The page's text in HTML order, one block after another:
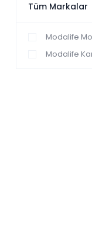
Tüm Markalar
Modalife
Modalife